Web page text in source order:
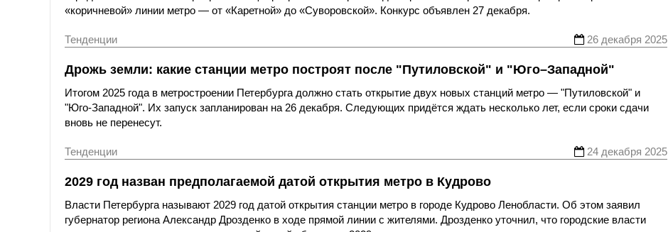
«коричневой» линии метро — от «Каретной» до «Суворовской». Конкурс объявлен 27 декабря.
Тенденции 26 декабря 2025
Дрожь земли: какие станции метро построят после "Путиловской" и "Юго–Западной"
Итогом 2025 года в метростроении Петербурга должно стать открытие двух новых станций метро — "Путиловской" и
"Юго-Западной". Их запуск запланирован на 26 декабря. Следующих придётся ждать несколько лет, если сроки сдачи
вновь не перенесут.
Тенденции 24 декабря 2025
2029 год назван предполагаемой датой открытия метро в Кудрово
Власти Петербурга называют 2029 год датой открытия станции метро в городе Кудрово Ленобласти. Об этом заявил
губернатор региона Александр Дрозденко в ходе прямой линии с жителями. Дрозденко уточнил, что городские власти